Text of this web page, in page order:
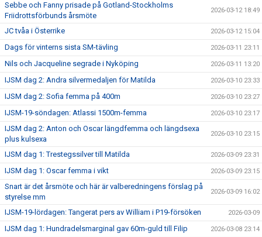
Sebbe och Fanny prisade på Gotland-Stockholms
Friidrottsförbunds årsmöte
2026-03-12 18:49
JC tvåa i Österrike 2026-03-12 15:04
Dags för vinterns sista SM-tävling 2026-03-11 23:11
Nils och Jacqueline segrade i Nyköping 2026-03-11 13:20
IJSM dag 2: Andra silvermedaljen för Matilda 2026-03-10 23:33
IJSM dag 2: Sofia femma på 400m 2026-03-10 23:27
IJSM-19-söndagen: Atlassi 1500m-femma 2026-03-10 23:17
IJSM dag 2: Anton och Oscar längdfemma och längdsexa
plus kulsexa
2026-03-10 23:15
IJSM dag 1: Trestegssilver till Matilda 2026-03-09 23:31
IJSM dag 1: Oscar femma i vikt 2026-03-09 23:15
Snart är det årsmöte och här är valberedningens förslag på
styrelse mm
2026-03-09 16:02
IJSM-19-lördagen: Tangerat pers av William i P19-försöken 2026-03-09
IJSM dag 1: Hundradelsmarginal gav 60m-guld till Filip 2026-03-08 23:14